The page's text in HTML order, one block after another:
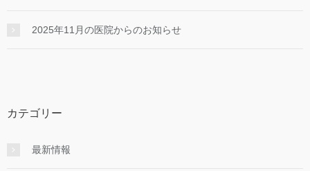
2025年11月の医院からのお知らせ
カテゴリー
最新情報